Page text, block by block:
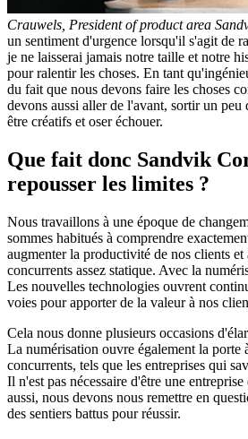
Crauwels, President of product area
un sentiment d'urgence lorsqu'il s'agit de
je ne laisserai jamais notre taille et notre
pour ralentir les choses. En tant
du fait que nous devons faire les choses
devons aussi aller de l'avant, sortir un peu
être créatifs et oser échouer.
Que fait donc Sandvik
repousser les limites ?
Nous travaillons à une époque de
sommes habitués à comprendre
augmenter la productivité de nos clients
concurrents assez statique. Avec la
Les nouvelles technologies ouvrent
voies pour apporter de la valeur à nos
Cela nous donne plusieurs occasions
La numérisation ouvre également la porte
concurrents, tels que les entreprises qui
Il n'est pas nécessaire d'être une
aussi, nous devons nous remettre en
des sentiers battus pour réussir.